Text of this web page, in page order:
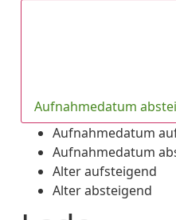
Aufnahmedatum
Aufnahmedatum
Aufnahmedatum
Alter aufsteigend
Alter absteigend